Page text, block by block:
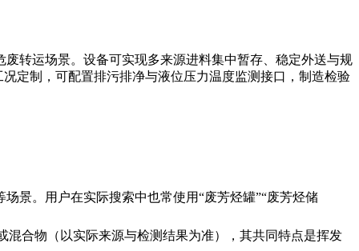
转运场景。设备可实现多来源进料集中暂存、稳定外送与规
定制，可配置排污排净与液位压力温度监测接口，制造检验
景。用户在实际搜索中也常使用“废芳烃罐”“废芳烃储
混合物（以实际来源与检测结果为准），其共同特点是挥发